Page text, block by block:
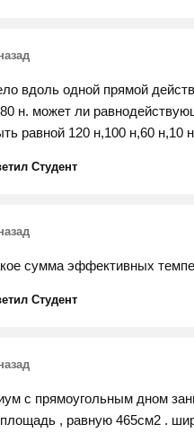
вдоль одной прямой
н. может ли
равной 120 н,100 н,60 н,10
Студент
сумма эффективных
Студент
с прямоугольным дном
, равную 465см2 .